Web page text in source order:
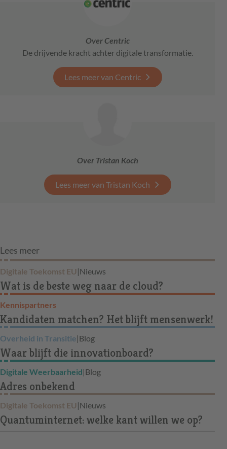
Over Centric
De drijvende kracht achter digitale transformatie.
Lees meer van Centric
Over Tristan Koch
Lees meer van Tristan Koch
Lees meer
Digitale Toekomst EU |Nieuws
Wat is de beste weg naar de cloud?
Kennispartners
Kandidaten matchen? Het blijft mensenwerk!
Overheid in Transitie|Blog
Waar blijft die innovationboard?
Digitale Weerbaarheid|Blog
Adres onbekend
Digitale Toekomst EU |Nieuws
Quantuminternet: welke kant willen we op?